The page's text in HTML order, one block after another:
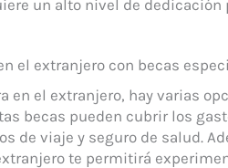
un alto nivel de dedicación
el extranjero con becas
el extranjero, hay varias
becas pueden cubrir los
de viaje y seguro de salud.
te permitirá